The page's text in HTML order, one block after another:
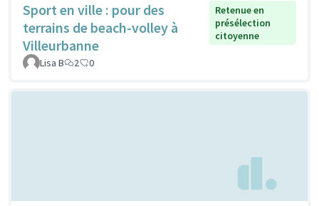
Sport en ville : pour des
terrains de beach-volley à
Villeurbanne
Retenue en
présélection
citoyenne
Lisa B 2 0